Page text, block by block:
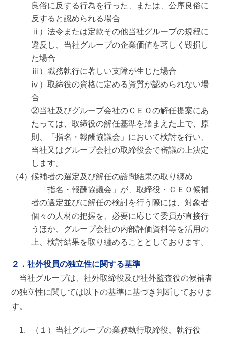
良俗に反する行為を行った、または、公序良俗に
反すると認められる場合
ⅱ）法令または定款その他当社グループの規程に
違反し、当社グループの企業価値を著しく毀損し
た場合
ⅲ）職務執行に著しい支障が生じた場合
ⅳ）取締役の資格に定める資質が認められない場
合
②当社及びグループ会社のＣＥＯの解任提案にあ
たっては、取締役の解任基準を踏まえた上で、原
則、「指名・報酬協議会」において検討を行い、
当社又はグループ会社の取締役会で審議の上決定
します。
候補者の選定及び解任の諮問結果の取り纏め
「指名・報酬協議会」が、取締役・ＣＥＯ候補
者の選定並びに解任の検討を行う際には、対象者
個々の人材の把握を、必要に応じて委員が直接行
うほか、グループ会社の内部評価資料等を活用の
上、検討結果を取り纏めることとしております。
２．社外役員の独立性に関する基準
当社グループは、社外取締役及び社外監査役の候補者
の独立性に関しては以下の基準に基づき判断しておりま
す。
（１）当社グループの業務執行取締役、執行役